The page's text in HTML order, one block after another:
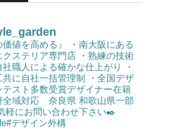
価値を高める』
・南大阪にある
クステリア専門店 ・熟練の技術
社職人による確かな仕上がり
・
に自社一括管理制
・全国デザ
テスト多数受賞デザイナー在籍
全域対応 奈良県 和歌山県一部
軽にお問い合わせ下さい✒️
デザイン外構